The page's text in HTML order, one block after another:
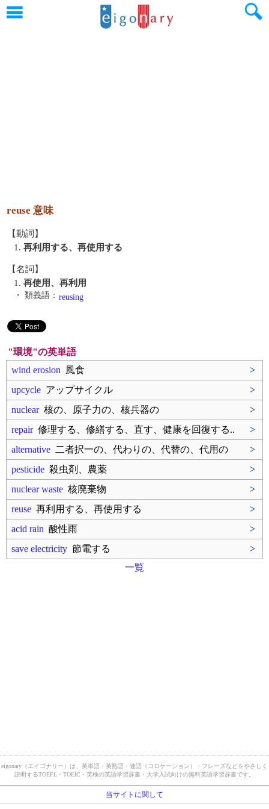
reuse 意味
【動詞】
1. 再利用する、再使用する
【名詞】
1. 再使用、再利用
・ 類義語： reusing
"環境"の英単語
wind erosion 風食
>
upcycle アップサイクル
>
nuclear核の、原子力の、核兵器の
>
repair修理する、修繕する、直す、健康を回復する..
>
alternative 二者択一の、代わりの、代替の、代用の
>
pesticide 殺虫剤、農薬
>
nuclear waste 核廃棄物
>
reuse 再利用する、再使用する
>
acid rain 酸性雨
>
save electricity 節電する
>
一覧
eigonary（エイゴナリー）は、英単語・英熟語・連語（コロケーション）・フレーズなどをやさしく
説明するTOEFL・TOEIC・英検の英語学習辞書・大学入試向けの無料英語学習辞書です。
当サイトに関して